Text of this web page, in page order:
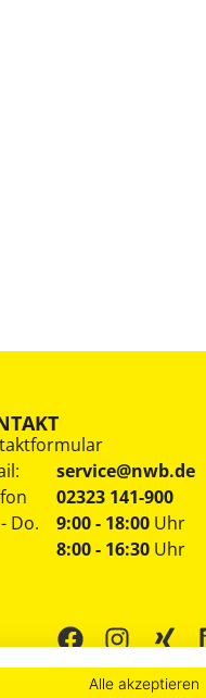
service@nwb.de
02323 141-900
Do.
9:00 - 18:00 Uhr
8:00 - 16:30 Uhr
Alle akzeptieren